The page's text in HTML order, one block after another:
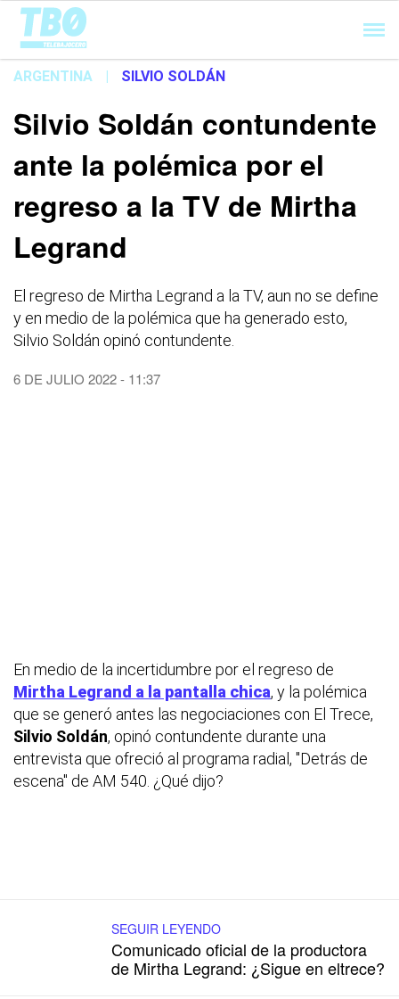
Cargando...
ARGENTINA | SILVIO SOLDÁN
Silvio Soldán contundente
ante la polémica por el
regreso a la TV de Mirtha
Legrand
El regreso de Mirtha Legrand a la TV, aun no se define
y en medio de la polémica que ha generado esto,
Silvio Soldán opinó contundente.
6 DE JULIO 2022 - 11:37
En medio de la incertidumbre por el regreso de
Mirtha Legrand a la pantalla chica, y la polémica
que se generó antes las negociaciones con El Trece,
Silvio Soldán, opinó contundente durante una
entrevista que ofreció al programa radial, "Detrás de
escena" de AM 540. ¿Qué dijo?
SEGUIR LEYENDO
Comunicado oficial de la productora
de Mirtha Legrand: ¿Sigue en eltrece?